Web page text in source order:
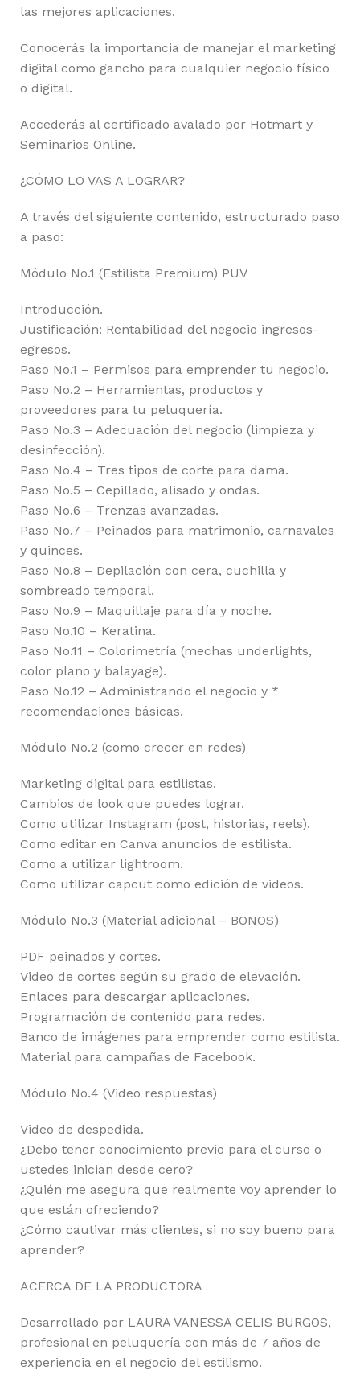
las mejores aplicaciones.
Conocerás la importancia de manejar el marketing
digital como gancho para cualquier negocio físico
o digital.
Accederás al certificado avalado por Hotmart y
Seminarios Online.
¿CÓMO LO VAS A LOGRAR?
A través del siguiente contenido, estructurado paso
a paso:
Módulo No.1 (Estilista Premium) PUV
Introducción.
Justificación: Rentabilidad del negocio ingresos-
egresos.
Paso No.1 – Permisos para emprender tu negocio.
Paso No.2 – Herramientas, productos y
proveedores para tu peluquería.
Paso No.3 – Adecuación del negocio (limpieza y
desinfección).
Paso No.4 – Tres tipos de corte para dama.
Paso No.5 – Cepillado, alisado y ondas.
Paso No.6 – Trenzas avanzadas.
Paso No.7 – Peinados para matrimonio, carnavales
y quinces.
Paso No.8 – Depilación con cera, cuchilla y
sombreado temporal.
Paso No.9 – Maquillaje para día y noche.
Paso No.10 – Keratina.
Paso No.11 – Colorimetría (mechas underlights,
color plano y balayage).
Paso No.12 – Administrando el negocio y *
recomendaciones básicas.
Módulo No.2 (como crecer en redes)
Marketing digital para estilistas.
Cambios de look que puedes lograr.
Como utilizar Instagram (post, historias, reels).
Como editar en Canva anuncios de estilista.
Como a utilizar lightroom.
Como utilizar capcut como edición de videos.
Módulo No.3 (Material adicional – BONOS)
PDF peinados y cortes.
Video de cortes según su grado de elevación.
Enlaces para descargar aplicaciones.
Programación de contenido para redes.
Banco de imágenes para emprender como estilista.
Material para campañas de Facebook.
Módulo No.4 (Video respuestas)
Video de despedida.
¿Debo tener conocimiento previo para el curso o
ustedes inician desde cero?
¿Quién me asegura que realmente voy aprender lo
que están ofreciendo?
¿Cómo cautivar más clientes, si no soy bueno para
aprender?
ACERCA DE LA PRODUCTORA
Desarrollado por LAURA VANESSA CELIS BURGOS,
profesional en peluquería con más de 7 años de
experiencia en el negocio del estilismo.